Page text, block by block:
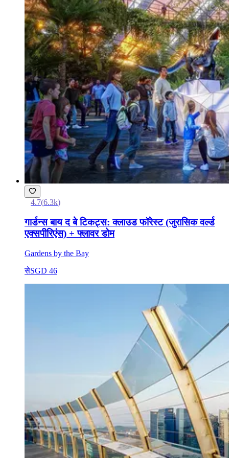
4.7(6.3k)
गार्डन्स बाय द बे टिकट्स: क्लाउड फॉरेस्ट (जुरासिक वर्ल्ड
एक्सपीरिएंस) + फ्लावर डोम
Gardens by the Bay
सेSGD 46